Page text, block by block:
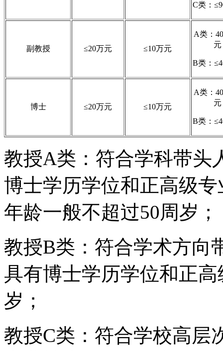
C类：
副教授 ≤20万元 ≤10万元
A类：
元
B类：
博士 ≤20万元 ≤10万元
A类：
元
B类：
教授A类：符合学科带头
博士学历学位和正高级
年龄一般不超过50周岁；
教授B类：符合学术方向
具有博士学历学位和正
岁；
教授C类：符合学校高层